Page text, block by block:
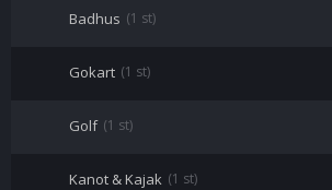
Badhus (1 st)
Gokart (1 st)
Golf (1 st)
Kanot & Kajak (1 st)